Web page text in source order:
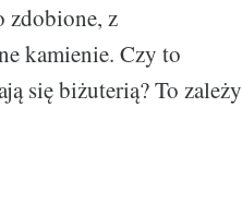
zdobione, z
kamienie. Czy to
się biżuterią? To zależy